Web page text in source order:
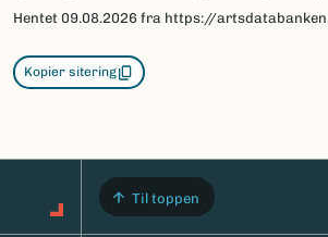
Hentet 09.08.2026 fra https://artsdatabanken.no/
Kopier sitering
Til toppen